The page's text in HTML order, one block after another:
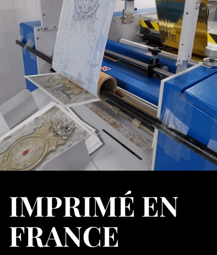
IMPRIMÉ EN
FRANCE